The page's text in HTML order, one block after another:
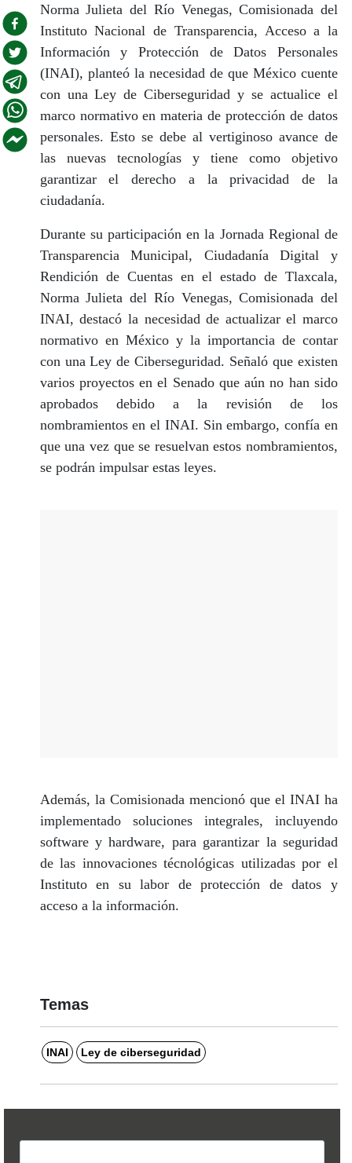
Norma Julieta del Río Venegas, Comisionada del
Instituto Nacional de Transparencia, Acceso a la
Información y Protección de Datos Personales
(INAI), planteó la necesidad de que México cuente
con una Ley de Ciberseguridad y se actualice el
marco normativo en materia de protección de datos
personales. Esto se debe al vertiginoso avance de
las nuevas tecnologías y tiene como objetivo
garantizar el derecho a la privacidad de la
ciudadanía.
Durante su participación en la Jornada Regional de
Transparencia Municipal, Ciudadanía Digital y
Rendición de Cuentas en el estado de Tlaxcala,
Norma Julieta del Río Venegas, Comisionada del
INAI, destacó la necesidad de actualizar el marco
normativo en México y la importancia de contar
con una Ley de Ciberseguridad. Señaló que existen
varios proyectos en el Senado que aún no han sido
aprobados debido a la revisión de los
nombramientos en el INAI. Sin embargo, confía en
que una vez que se resuelvan estos nombramientos,
se podrán impulsar estas leyes.
Además, la Comisionada mencionó que el INAI ha
implementado soluciones integrales, incluyendo
software y hardware, para garantizar la seguridad
de las innovaciones técnológicas utilizadas por el
Instituto en su labor de protección de datos y
acceso a la información.
Temas
INAI Ley de ciberseguridad